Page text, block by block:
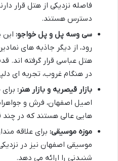
فاصله نزدیکی از هتل قرار
دسترس هستند.
سی وسه پل و پل خواجو: این
رود، از دیگر جاذبه های
هتل عباسی قرار گرفته اند.
در هنگام غروب، تجربه ای
بازار قیصریه و بازار هنر:
اصیل اصفهان، فرش و
هایی عالی هستند که در چند
موزه موسیقی: برای علاقه
موسیقی اصفهان نیز در
شنیدنی را ارائه می دهد.